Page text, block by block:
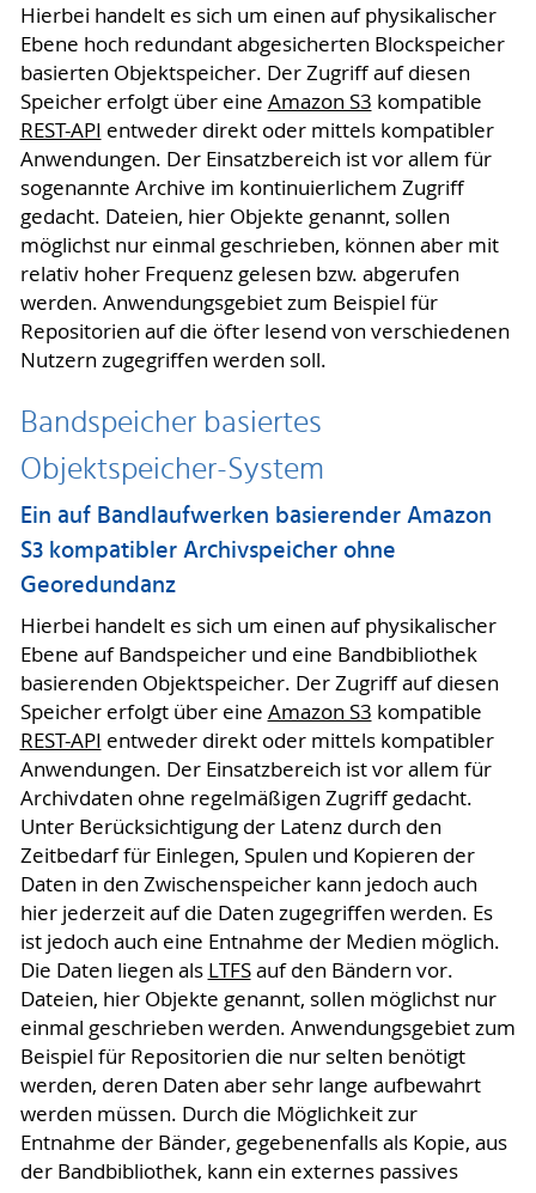
Hierbei handelt es sich um einen auf physikalischer
Ebene hoch redundant abgesicherten Blockspeicher
basierten Objektspeicher. Der Zugriff auf diesen
Speicher erfolgt über eine Amazon S3 kompatible
REST-API entweder direkt oder mittels kompatibler
Anwendungen. Der Einsatzbereich ist vor allem für
sogenannte Archive im kontinuierlichem Zugriff
gedacht. Dateien, hier Objekte genannt, sollen
möglichst nur einmal geschrieben, können aber mit
relativ hoher Frequenz gelesen bzw. abgerufen
werden. Anwendungsgebiet zum Beispiel für
Repositorien auf die öfter lesend von verschiedenen
Nutzern zugegriffen werden soll.
Bandspeicher basiertes
Objektspeicher-System
Ein auf Bandlaufwerken basierender Amazon
S3 kompatibler Archivspeicher ohne
Georedundanz
Hierbei handelt es sich um einen auf physikalischer
Ebene auf Bandspeicher und eine Bandbibliothek
basierenden Objektspeicher. Der Zugriff auf diesen
Speicher erfolgt über eine Amazon S3 kompatible
REST-API entweder direkt oder mittels kompatibler
Anwendungen. Der Einsatzbereich ist vor allem für
Archivdaten ohne regelmäßigen Zugriff gedacht.
Unter Berücksichtigung der Latenz durch den
Zeitbedarf für Einlegen, Spulen und Kopieren der
Daten in den Zwischenspeicher kann jedoch auch
hier jederzeit auf die Daten zugegriffen werden. Es
ist jedoch auch eine Entnahme der Medien möglich.
Die Daten liegen als LTFSauf den Bändern vor.
Dateien, hier Objekte genannt, sollen möglichst nur
einmal geschrieben werden. Anwendungsgebiet zum
Beispiel für Repositorien die nur selten benötigt
werden, deren Daten aber sehr lange aufbewahrt
werden müssen. Durch die Möglichkeit zur
Entnahme der Bänder, gegebenenfalls als Kopie, aus
der Bandbibliothek, kann ein externes passives